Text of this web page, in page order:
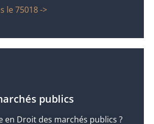
le 75018 ->
publics
en Droit des marchés publics ?